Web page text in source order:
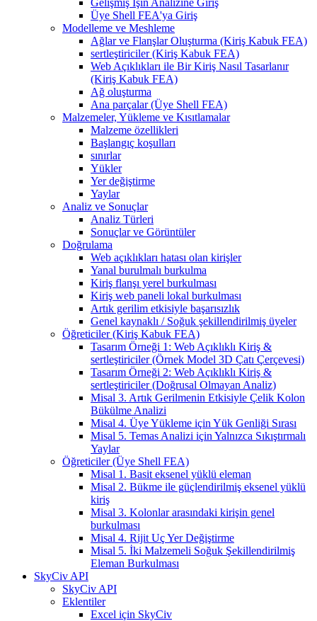
Gelişmiş Işın Analizine Giriş
Üye Shell FEA'ya Giriş
Modelleme ve Meshleme
Ağlar ve Flanşlar Oluşturma (Kiriş Kabuk FEA)
sertleştiriciler (Kiriş Kabuk FEA)
Web Açıklıkları ile Bir Kiriş Nasıl Tasarlanır
(Kiriş Kabuk FEA)
Ağ oluşturma
Ana parçalar (Üye Shell FEA)
Malzemeler, Yükleme ve Kısıtlamalar
Malzeme özellikleri
Başlangıç ​​koşulları
sınırlar
Yükler
Yer değiştirme
Yaylar
Analiz ve Sonuçlar
Analiz Türleri
Sonuçlar ve Görüntüler
Doğrulama
Web açıklıkları hatası olan kirişler
Yanal burulmalı burkulma
Kiriş flanşı yerel burkulması
Kiriş web paneli lokal burkulması
Artık gerilim etkisiyle başarısızlık
Genel kaynaklı / Soğuk şekillendirilmiş üyeler
Öğreticiler (Kiriş Kabuk FEA)
Tasarım Örneği 1: Web Açıklıklı Kiriş &
sertleştiriciler (Örnek Model 3D Çatı Çerçevesi)
Tasarım Örneği 2: Web Açıklıklı Kiriş &
sertleştiriciler (Doğrusal Olmayan Analiz)
Misal 3. Artık Gerilmenin Etkisiyle Çelik Kolon
Bükülme Analizi
Misal 4. Üye Yükleme için Yük Genliği Sırası
Misal 5. Temas Analizi için Yalnızca Sıkıştırmalı
Yaylar
Öğreticiler (Üye Shell FEA)
Misal 1. Basit eksenel yüklü eleman
Misal 2. Bükme ile güçlendirilmiş eksenel yüklü
kiriş
Misal 3. Kolonlar arasındaki kirişin genel
burkulması
Misal 4. Rijit Uç Yer Değiştirme
Misal 5. İki Malzemeli Soğuk Şekillendirilmiş
Eleman Burkulması
SkyCiv API
SkyCiv API
Eklentiler
Excel için SkyCiv